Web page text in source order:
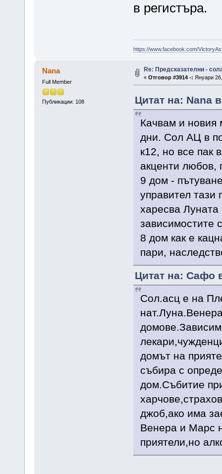
в регистъра.
https://www.facebook.com/
Nana
Full Member
Публикации: 108
Re: Предсказателни -
« Отговор #3914 -: Януари
Цитат на: Nana
Качвам и новия
дни. Сол АЦ в
к12, но все пак
акценти любов,
9 дом -
управител
харесва
зависимостите
8 дом как е
пари,
Цитат на: Сафо
Сол.асц е на
домът на
събира с
дом.Събитие
джоб,ако има
Венера и Марс
приятели,но